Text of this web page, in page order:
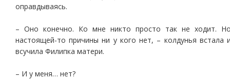
оправдываясь.
– Оно конечно. Ко мне никто просто так не ходит.
настоящей-то причины ни у кого нет, – колдунья встала
всучила Филипка матери.
– И у меня… нет?